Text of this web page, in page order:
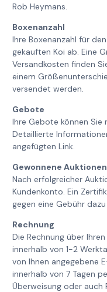
Rob Heymans.
Boxenanzahl
Ihre Boxenanzahl für
gekauften Koi ab. Eine
Versandkosten finden
einem
versendet werden.
Gebote
Ihre Gebote können
Detaillierte
angefügten Link.
Gewonnene Auktionen
Nach erfolgreicher
Kundenkonto. Ein
gegen eine Gebühr
Rechnung
Die Rechnung über
innerhalb von 1-2
von Ihnen angegebene
innerhalb von 7 Tagen
Überweisung oder auch